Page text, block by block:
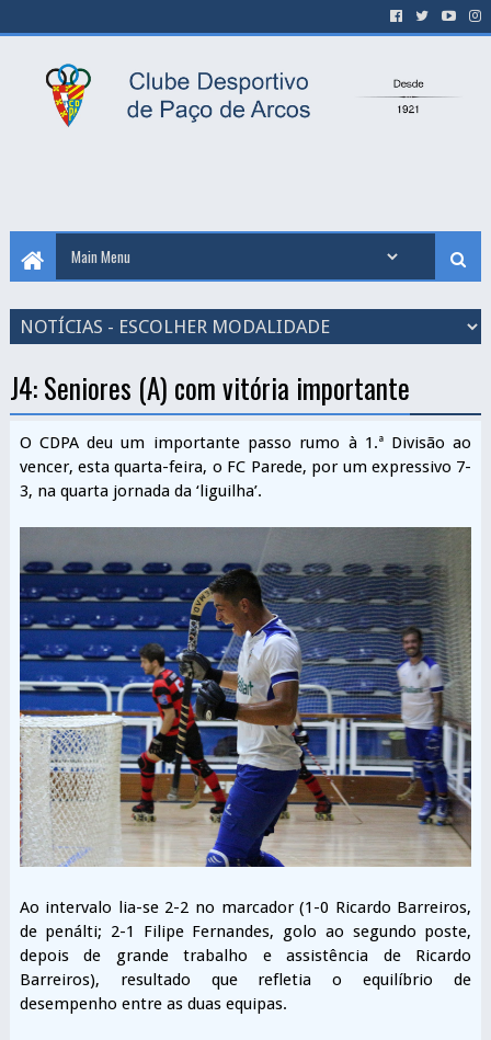
J4: Seniores (A) com vitória importante
O CDPA deu um importante passo rumo à 1.ª Divisão ao
vencer, esta quarta-feira, o FC Parede, por um expressivo 7-
3, na quarta jornada da ‘liguilha’.
Ao intervalo lia-se 2-2 no marcador (1-0 Ricardo Barreiros,
de penálti; 2-1 Filipe Fernandes, golo ao segundo poste,
depois de grande trabalho e assistência de Ricardo
Barreiros), resultado que refletia o equilíbrio de
desempenho entre as duas equipas.